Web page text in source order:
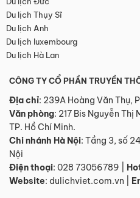
Du lịch Thụy Sĩ
Du lịch Anh
Du lịch luxembourg
Du lịch Hà Lan
CÔNG TY CỔ PHẦN TRUYỀN
Địa chỉ: 239A Hoàng Văn Thụ,
Văn phòng: 217 Bis Nguyễn Thị
TP. Hồ Chí Minh.
Chi nhánh Hà Nội: Tầng 3, số
Nội
Điện thoại: 028 73056789
Website: dulichviet.com.vn